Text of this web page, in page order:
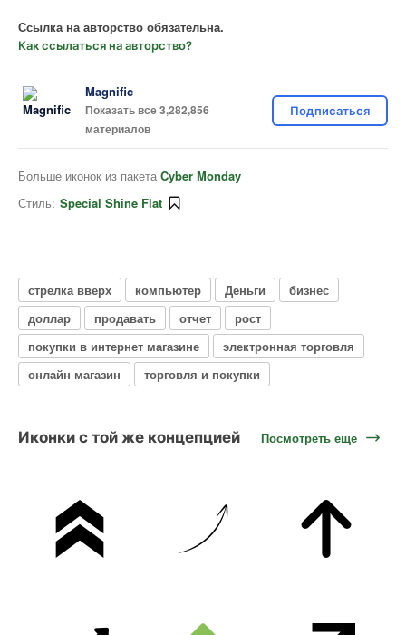
Ссылка на авторство обязательна.
Как ссылаться на авторство?
Magnific
Показать все 3,282,856
материалов
Подписаться
Больше иконок из пакета Cyber Monday
Стиль: Special Shine Flat
стрелка вверх компьютер Деньги
бизнес
доллар
продавать отчет
рост
покупки в интернет магазине
электронная торговля
онлайн магазин
торговля и покупки
Иконки с той же концепцией Посмотреть еще